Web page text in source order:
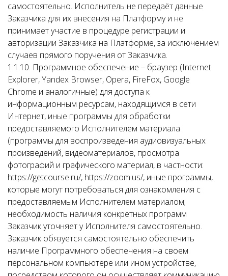
самостоятельно. Исполнитель не передаёт данные
Заказчика для их внесения на Платформу и не
принимает участие в процедуре регистрации и
авторизации Заказчика на Платформе, за исключением
случаев прямого поручения от Заказчика.
1.1.10. Программное обеспечение – браузер (Internet
Explorer, Yandex Browser, Opera, FireFox, Google
Chrome и аналогичные) для доступа к
информационным ресурсам, находящимся в сети
Интернет, иные программы для обработки
предоставляемого Исполнителем материала
(программы для воспроизведения аудиовизуальных
произведений, видеоматериалов, просмотра
фотографий и графического материал, в частности:
https://getcourse.ru/, https://zoom.us/, иные программы,
которые могут потребоваться для ознакомления с
предоставляемым Исполнителем материалом;
необходимость наличия конкретных программ
Заказчик уточняет у Исполнителя самостоятельно.
Заказчик обязуется самостоятельно обеспечить
наличие Программного обеспечения на своем
персональном компьютере или ином устройстве,